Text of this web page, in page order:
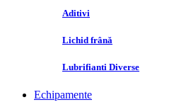
Aditivi
Lichid frână
Lubrifianti Diverse
Echipamente